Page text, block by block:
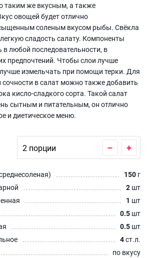
таким же вкусным, а также
овощей будет отлично
соленым вкусом рыбы. Свёкла
сладость салату. Компоненты
любой последовательности, в
предпочтений. Чтобы слои лучше
измельчать при помощи терки. Для
сочности в салат можно также добавить
кисло-сладкого сорта. Такой салат
сытным и питательным, он отлично
и диетическое меню.
– +
150 г
2 шт
1 шт
0.5 шт
0.5 шт
4ст.л.
по вкусу